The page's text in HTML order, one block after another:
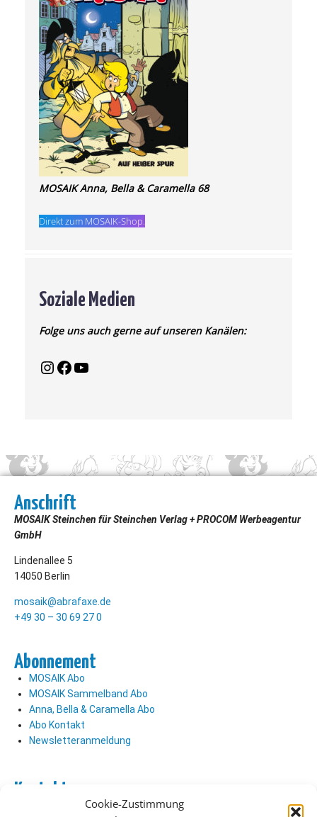
Cookie-Zustimmung
MOSAIK Anna, Bella & Caramella 68
Direkt zum MOSAIK-Shop.
Soziale Medien
Folge uns auch gerne auf unseren Kanälen:
Anschrift
MOSAIK Steinchen für Steinchen Verlag + PROCOM Werbeagentur
GmbH
Lindenallee 5
14050 Berlin
mosaik@abrafaxe.de
+49 30 – 30 69 27 0
Abonnement
MOSAIK Abo
MOSAIK Sammelband Abo
Anna, Bella & Caramella Abo
Abo Kontakt
Newsletteranmeldung
Kontakt